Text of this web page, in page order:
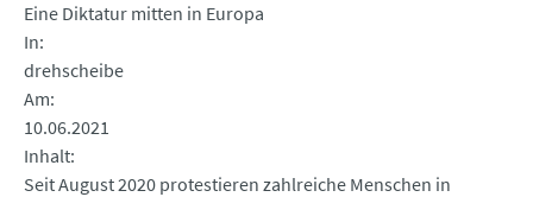
Eine Diktatur mitten in Europa
In
drehscheibe
Am
10.06.2021
Inhalt
Seit August 2020 protestieren zahlreiche Menschen in